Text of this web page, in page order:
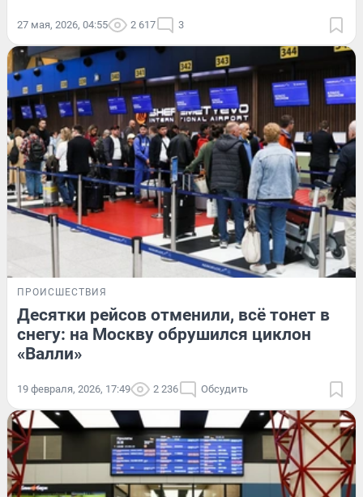
27 мая, 2026, 04:55 2 617 3
ПРОИСШЕСТВИЯ
Десятки рейсов отменили, всё тонет в
снегу: на Москву обрушился циклон
«Валли»
19 февраля, 2026, 17:49 2 236 Обсудить